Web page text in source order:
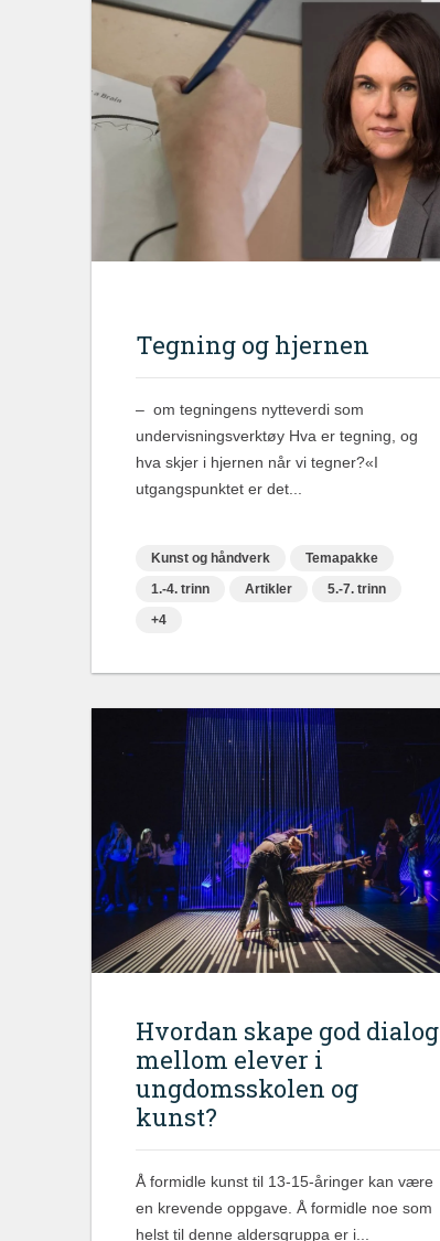
Tegning og hjernen
– om tegningens nytteverdi som
undervisningsverktøy Hva er tegning, og
hva skjer i hjernen når vi tegner?«I
utgangspunktet er det...
Kunst og håndverk
Temapakke
1.-4. trinn
Artikler
5.-7. trinn
+4
Hvordan skape god dialog
mellom elever i
ungdomsskolen og
kunst?
Å formidle kunst til 13-15-åringer kan være
en krevende oppgave. Å formidle noe som
helst til denne aldersgruppa er i...